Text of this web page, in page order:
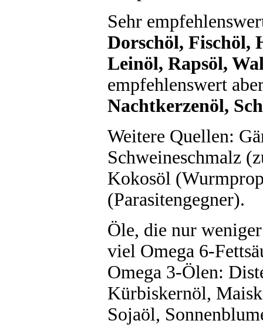
Sehr
Dorschöl, Fischöl,
Leinöl, Rapsöl,
empfehlenswert
Nachtkerzenöl,
Weitere Quellen:
Schweineschmalz
Kokosöl
(Parasitengegner).
Öle, die nur
viel Omega 6-
Omega 3-Ölen:
Kürbiskernöl,
Sojaöl,